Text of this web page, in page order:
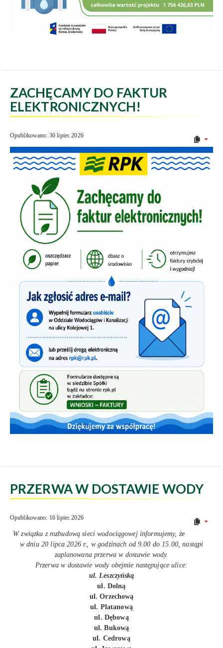
ZACHĘCAMY DO FAKTUR
ELEKTRONICZNYCH!
Opublikowano: 30 lipiec 2026
PRZERWA W DOSTAWIE WODY
Opublikowano: 16 lipiec 2026
W związku z rozbudową sieci wodociągowej informujemy, że
w dniu 20 lipca 2026 r., w godzinach od 9.00 do 15.00, nastąpi
zaplanowana przerwa w dostawie wody.
Przerwa w dostawie wody obejmie następujące ulice:
ul. Leszczyńską
ul. Dolną
ul. Orzechową
ul. Platanową
ul. Dębową
ul. Bukową
ul. Cedrową